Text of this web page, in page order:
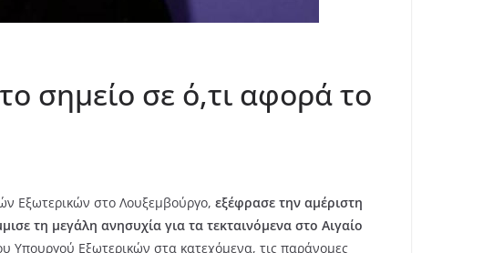
σημείο σε ό,τι αφορά το
Εξωτερικών στο Λουξεμβούργο, εξέφρασε την αμέριστη
τη μεγάλη ανησυχία για τα τεκταινόμενα στο Αιγαίο
Υπουργού Εξωτερικών στα κατεχόμενα, τις παράνομες